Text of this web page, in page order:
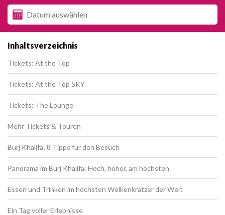
Inhaltsverzeichnis
Tickets: At the Top
Tickets: At the Top SKY
Tickets: The Lounge
Mehr Tickets & Touren
Burj Khalifa: 8 Tipps für den Besuch
Panorama im Burj Khalifa: Hoch, höher, am höchsten
Essen und Trinken im höchsten Wolkenkratzer der Welt
Ein Tag voller Erlebnisse